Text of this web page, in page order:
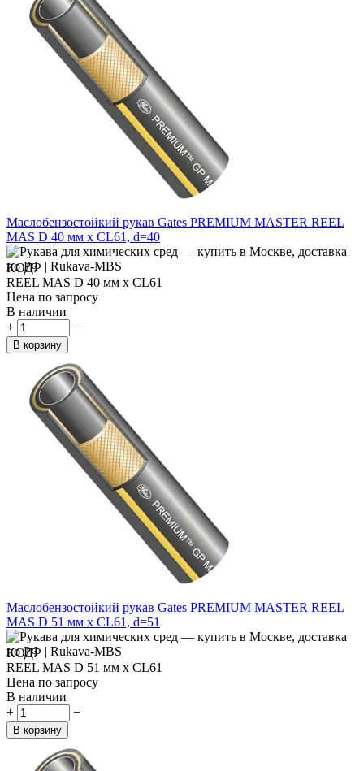
Маслобензостойкий рукав Gates PREMIUM MASTER REEL
MAS D 40 мм x CL61, d=40
КОД:
REEL MAS D 40 мм x CL61
Цена по запросу
В наличии
+
−
В корзину
Маслобензостойкий рукав Gates PREMIUM MASTER REEL
MAS D 51 мм x CL61, d=51
КОД:
REEL MAS D 51 мм x CL61
Цена по запросу
В наличии
+
−
В корзину